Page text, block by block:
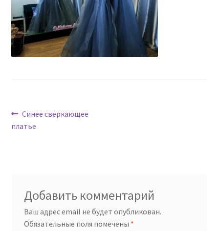
Навигация
по
Предыдущая
запись:
Синее сверкающее
платье
Добавить комментарий
Ваш адрес email не будет опубликован.
Обязательные поля помечены *